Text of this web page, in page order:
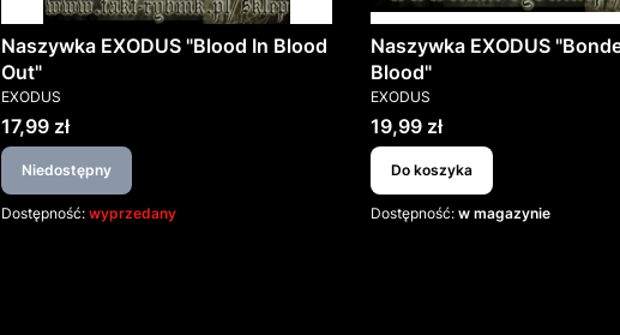
Naszywka EXODUS "Blood In Blood
Out"
PRODUCENT
EXODUS
Cena
17,99 zł
Niedostępny
Dostępność: wyprzedany
Naszywka EXODUS
Blood"
PRODUCENT
EXODUS
Cena
19,99 zł
Do koszyka
Dostępność: w magazynie